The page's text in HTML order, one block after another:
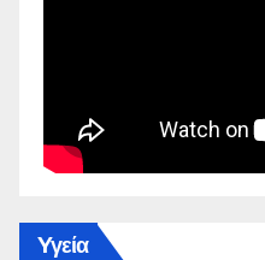
Yγεία